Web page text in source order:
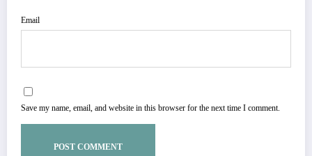
Email
Save my name, email, and website in this browser for the next time I comment.